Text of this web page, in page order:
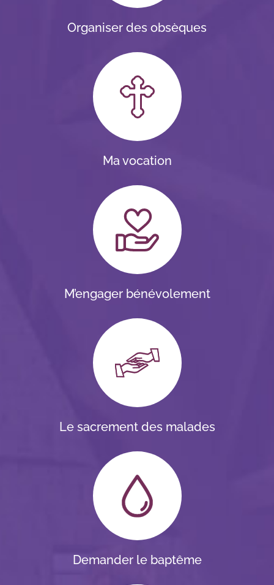
Organiser des obsèques
Ma vocation
M’engager bénévolement
Le sacrement des malades
Demander le baptême